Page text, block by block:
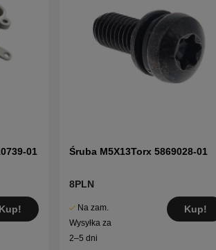
01
Kup!
Śruba M5X13Torx 5869028-01
8PLN
Na zam.
Wysyłka za
2–5 dni
Kup!